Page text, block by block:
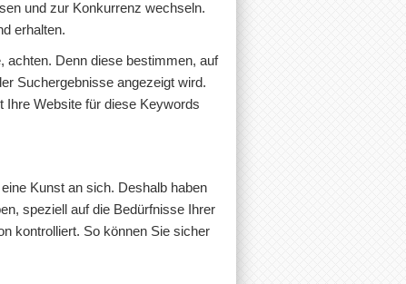
und zur Konkurrenz wechseln.
erhalten.
achten. Denn diese bestimmen, auf
Suchergebnisse angezeigt wird.
Website für diese Keywords
Kunst an sich. Deshalb haben
speziell auf die Bedürfnisse Ihrer
kontrolliert. So können Sie sicher